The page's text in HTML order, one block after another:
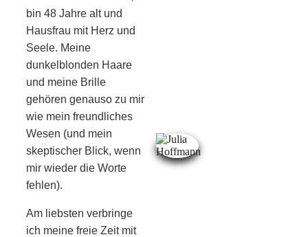
bin 48 Jahre alt und
Hausfrau mit Herz und
Seele. Meine
dunkelblonden Haare
und meine Brille
gehören genauso zu mir
wie mein freundliches
Wesen (und mein
skeptischer Blick, wenn
mir wieder die Worte
fehlen).
Am liebsten verbringe
ich meine freie Zeit mit